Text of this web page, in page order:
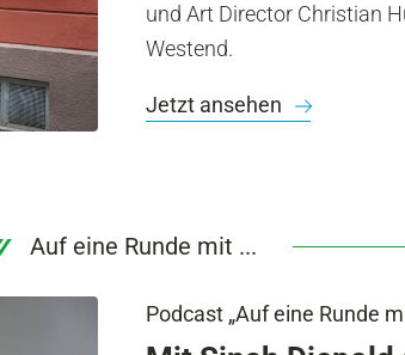
und Art Director Christian
Westend.
Jetzt ansehen
Auf eine Runde mit ...
Podcast „Auf eine Runde